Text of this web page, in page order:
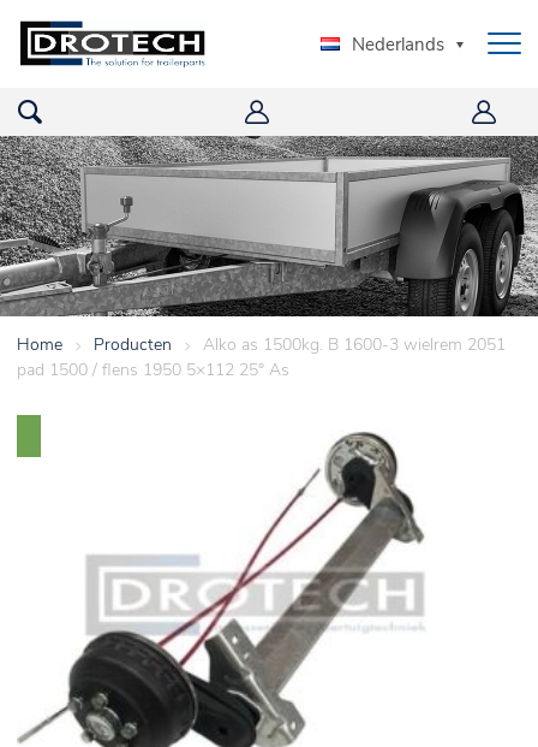
Nederlands
Home > Producten >
Alko as 1500kg. B 1600-3 wielrem 2051
pad 1500 / flens 1950 5×112 25° As